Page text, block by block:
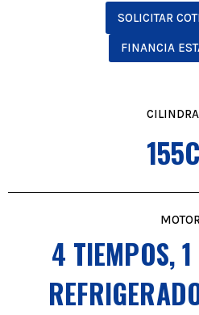
SOLICITAR
FINANCIA
4 TIEMPOS,